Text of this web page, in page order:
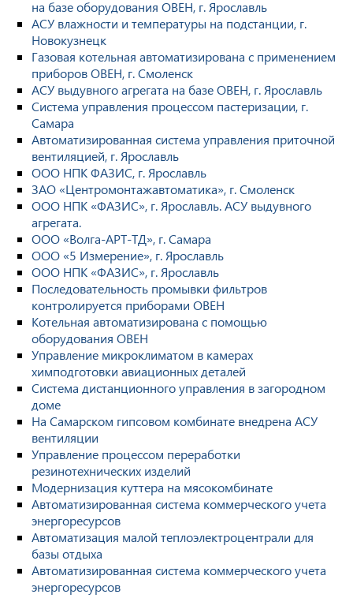
на базе оборудования ОВЕН, г. Ярославль
АСУ влажности и температуры на подстанции, г.
Новокузнецк
Газовая котельная автоматизирована с применением
приборов ОВЕН, г. Смоленск
АСУ выдувного агрегата на базе ОВЕН, г. Ярославль
Система управления процессом пастеризации, г.
Самара
Автоматизированная система управления приточной
вентиляцией, г. Ярославль
ООО НПК ФАЗИС, г. Ярославль
ЗАО «Центромонтажавтоматика», г. Смоленск
ООО НПК «ФАЗИС», г. Ярославль. АСУ выдувного
агрегата.
ООО «Волга-АРТ-ТД», г. Самара
ООО «5 Измерение», г. Ярославль
ООО НПК «ФАЗИС», г. Ярославль
Последовательность промывки фильтров
контролируется приборами ОВЕН
Котельная автоматизирована с помощью
оборудования ОВЕН
Управление микроклиматом в камерах
химподготовки авиационных деталей
Система дистанционного управления в загородном
доме
На Самарском гипсовом комбинате внедрена АСУ
вентиляции
Управление процессом переработки
резинотехнических изделий
Модернизация куттера на мясокомбинате
Автоматизированная система коммерческого учета
энергоресурсов
Автоматизация малой теплоэлектроцентрали для
базы отдыха
Автоматизированная система коммерческого учета
энергоресурсов